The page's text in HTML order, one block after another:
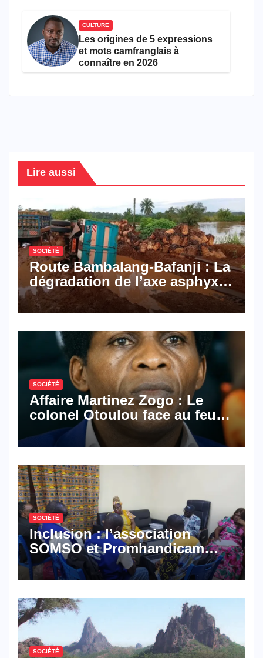
CULTURE
Les origines de 5 expressions
et mots camfranglais à
connaître en 2026
Lire aussi
SOCIÉTÉ
Route Bambalang-Bafanji : La
dégradation de l’axe asphyxie
les activités économiques
SOCIÉTÉ
Affaire Martinez Zogo : Le
colonel Otoulou face au feu
croisé des avocats de la
défense
SOCIÉTÉ
Inclusion : l’association
SOMSO et Promhandicam
militent en faveur d’une
réforme des formations en
SOCIÉTÉ